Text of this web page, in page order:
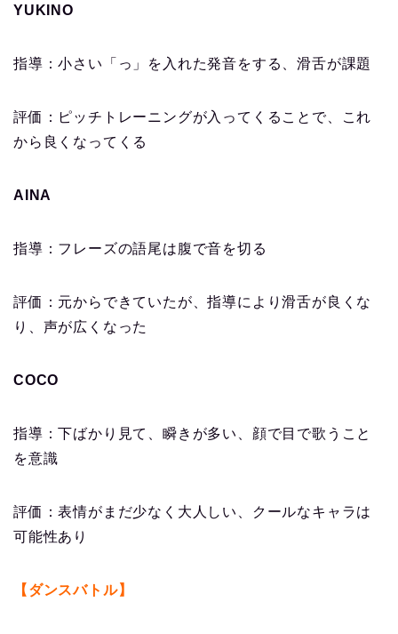
YUKINO
指導：小さい「っ」を入れた発音をする、滑舌が課題
評価：ピッチトレーニングが入ってくることで、これ
から良くなってくる
AINA
指導：フレーズの語尾は腹で音を切る
評価：元からできていたが、指導により滑舌が良くな
り、声が広くなった
COCO
指導：下ばかり見て、瞬きが多い、顔で目で歌うこと
を意識
評価：表情がまだ少なく大人しい、クールなキャラは
可能性あり
【ダンスバトル】